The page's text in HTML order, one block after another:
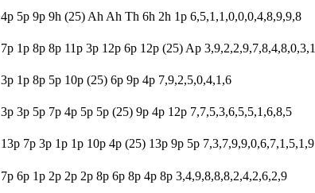
4p 5p 9p 9h (25) Ah Ah Th 6h 2h 1p 6,5,1,1,0,0,0,4,8,9,9,8
7p 1p 8p 8p 11p 3p 12p 6p 12p (25) Ap 3,9,2,2,9,7,8,4,8,0,3,1
3p 1p 8p 5p 10p (25) 6p 9p 4p 7,9,2,5,0,4,1,6
3p 3p 5p 7p 4p 5p 5p (25) 9p 4p 12p 7,7,5,3,6,5,5,1,6,8,5
13p 7p 3p 1p 1p 10p 4p (25) 13p 9p 5p 7,3,7,9,9,0,6,7,1,5,1,9
7p 6p 1p 2p 2p 2p 8p 6p 8p 4p 8p 3,4,9,8,8,8,2,4,2,6,2,9